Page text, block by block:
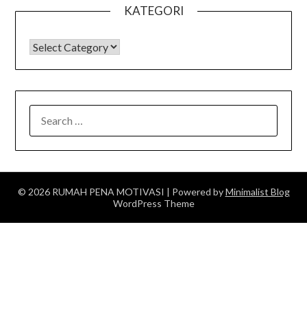
KATEGORI
KATEGORI
FOR:
© 2026 RUMAH PENA MOTIVASI | Powered byMinimalist Blog
WordPress Theme